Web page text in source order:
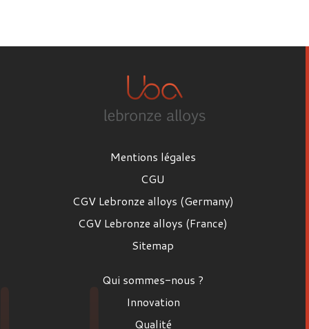
Mentions légales
CGU
CGV Lebronze alloys (Germany)
CGV Lebronze alloys (France)
Sitemap
Qui sommes-nous ?
Innovation
Qualité